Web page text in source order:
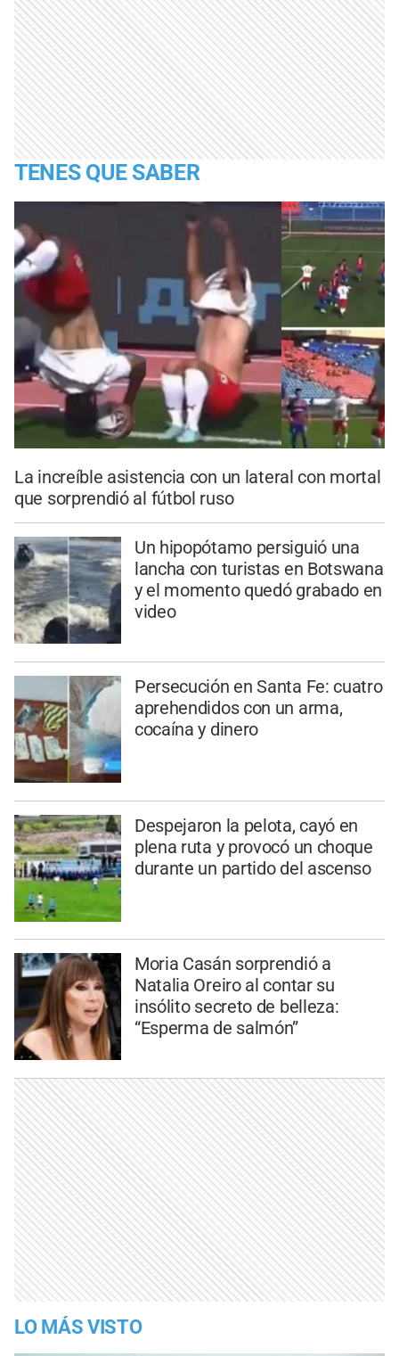
TENES QUE SABER
La increíble asistencia con un lateral con mortal
que sorprendió al fútbol ruso
Un hipopótamo persiguió una
lancha con turistas en Botswana
y el momento quedó grabado en
video
Persecución en Santa Fe: cuatro
aprehendidos con un arma,
cocaína y dinero
Despejaron la pelota, cayó en
plena ruta y provocó un choque
durante un partido del ascenso
Moria Casán sorprendió a
Natalia Oreiro al contar su
insólito secreto de belleza:
“Esperma de salmón”
LO MÁS VISTO